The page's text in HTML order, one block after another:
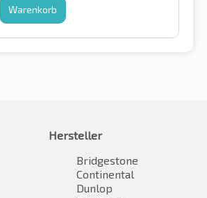
Warenkorb
Hersteller
Bridgestone
Continental
Dunlop